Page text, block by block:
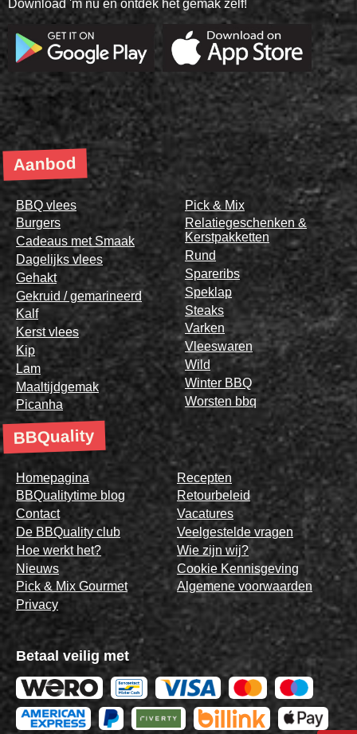
Download 'm nu en ontdek het gemak zelf!
Aanbod
BBQ vlees
Burgers
Cadeaus met Smaak
Dagelijks vlees
Gehakt
Gekruid / gemarineerd
Kalf
Kerst vlees
Kip
Lam
Maaltijdgemak
Picanha
Pick & Mix
Relatiegeschenken &
Kerstpakketten
Rund
Spareribs
Speklap
Steaks
Varken
Vleeswaren
Wild
Winter BBQ
Worsten bbq
BBQuality
Homepagina
BBQualitytime blog
Contact
De BBQuality club
Hoe werkt het?
Nieuws
Pick & Mix Gourmet
Privacy
Recepten
Retourbeleid
Vacatures
Veelgestelde vragen
Wie zijn wij?
Cookie Kennisgeving
Algemene voorwaarden
Betaal veilig met